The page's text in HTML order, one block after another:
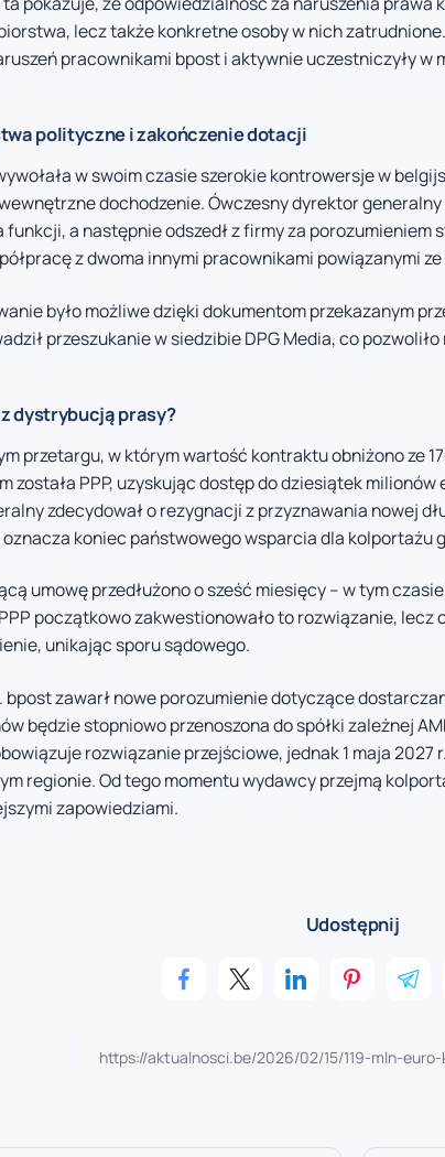
lecz także konkretne osoby w nich
pracownikami bpost i aktywnie uczestniczyły w
polityczne i zakończenie dotacji
w swoim czasie szerokie kontrowersje w
dochodzenie. Ówczesny dyrektor
funkcji, a następnie odszedł z firmy za porozumieniem
z dwoma innymi pracownikami powiązanymi
było możliwe dzięki dokumentom przekazanym
przeszukanie w siedzibie DPG Media, co
dystrybucją prasy?
przetargu, w którym wartość kontraktu obniżono ze
została PPP, uzyskując dostęp do dziesiątek
zdecydował o rezygnacji z przyznawania nowej
oznacza koniec państwowego wsparcia dla kolportażu
umowę przedłużono o sześć miesięcy – w tym
początkowo zakwestionowało to rozwiązanie, lecz
unikając sporu sądowego.
bpost zawarł nowe porozumienie dotyczące
będzie stopniowo przenoszona do spółki zależnej
rozwiązanie przejściowe, jednak 1 maja
regionie. Od tego momentu wydawcy przejmą
zapowiedziami.
Udostępnij